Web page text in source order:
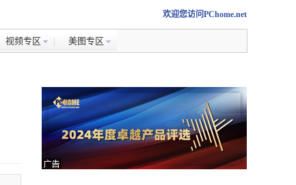
欢迎您访问PChome.net
视频专区 美图专区